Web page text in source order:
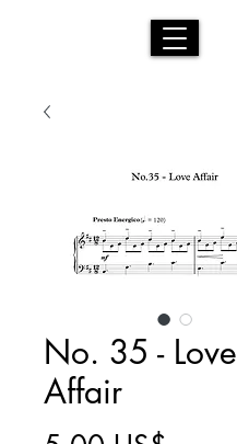
No. 35 - Love
Affair